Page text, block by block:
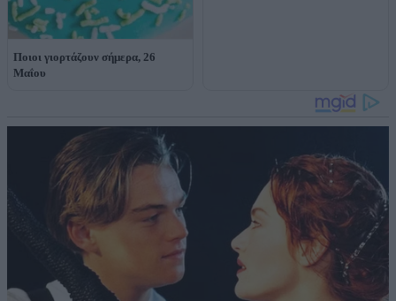
Ποιοι γιορτάζουν σήμερα, 26
Μαΐου